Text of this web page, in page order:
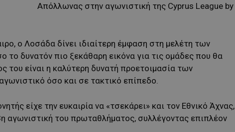
Απόλλωνας στην αγωνιστική της Cyprus League by
ο Λοσάδα δίνει ιδιαίτερη έμφαση στη μελέτη των
το δυνατόν πιο ξεκάθαρη εικόνα για τις ομάδες που θα
του είναι η καλύτερη δυνατή προετοιμασία των
όσο και σε τακτικό επίπεδο.
είχε την ευκαιρία να «τσεκάρει» και τον Εθνικό Άχνας,
αγωνιστική του πρωταθλήματος, συλλέγοντας επιπλέον